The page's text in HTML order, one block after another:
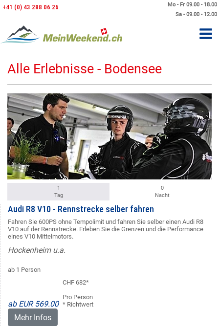
Mo - Fr 09.00 - 18.00
Sa - 09.00 - 12.00
+41 (0) 43 288 06 26
Alle Erlebnisse - Bodensee
1
Tag
0
Nacht
Audi R8 V10 - Rennstrecke selber fahren
Fahren Sie 600PS ohne Tempolimit und fahren Sie selber einen Audi R8
V10 auf der Rennstrecke. Erleben Sie die Grenzen und die Performance
eines V10 Mittelmotors.
Hockenheim u.a.
ab 1 Person
ab EUR 569.00
CHF 682*
Pro Person
* Richtwert
Mehr Infos